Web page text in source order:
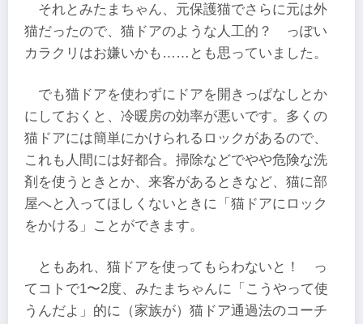
それとみたまちゃん、元保護猫でさらに元は外
猫だったので、猫ドアのような人工的？ っぽい
カラクリはお嫌いかも……とも思っていました。
でも猫ドアを使わずにドアを開きっぱなしとか
にしておくと、冷暖房の効率が悪いです。多くの
猫ドアには簡単にかけられるロックがあるので、
これも人間には好都合。掃除などでやや危険な洗
剤を使うときとか、来客があるときなど、猫に部
屋へと入ってほしくないときに「猫ドアにロック
をかける」ことができます。
ともあれ、猫ドアを使ってもらわないと！ っ
てコトで1〜2度、みたまちゃんに「こうやって使
うんだよ」的に（家族が）猫ドア通過法のコーチ